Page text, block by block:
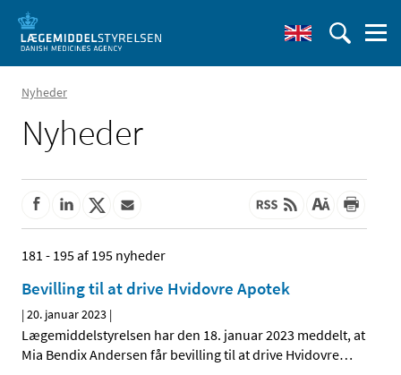
Nyheder
Nyheder
181 - 195 af 195 nyheder
Bevilling til at drive Hvidovre Apotek
|20. januar 2023 |
Lægemiddelstyrelsen har den 18. januar 2023 meddelt, at
Mia Bendix Andersen får bevilling til at drive Hvidovre…